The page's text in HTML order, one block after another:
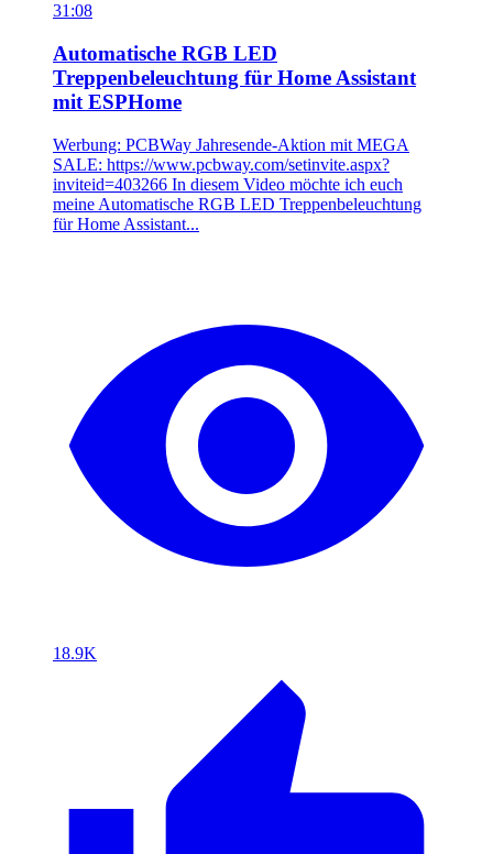
31:08
Automatische RGB LED
Treppenbeleuchtung für Home Assistant
mit ESPHome
Werbung: PCBWay Jahresende-Aktion mit MEGA
SALE: https://www.pcbway.com/setinvite.aspx?
inviteid=403266 In diesem Video möchte ich euch
meine Automatische RGB LED Treppenbeleuchtung
für Home Assistant...
18.9K